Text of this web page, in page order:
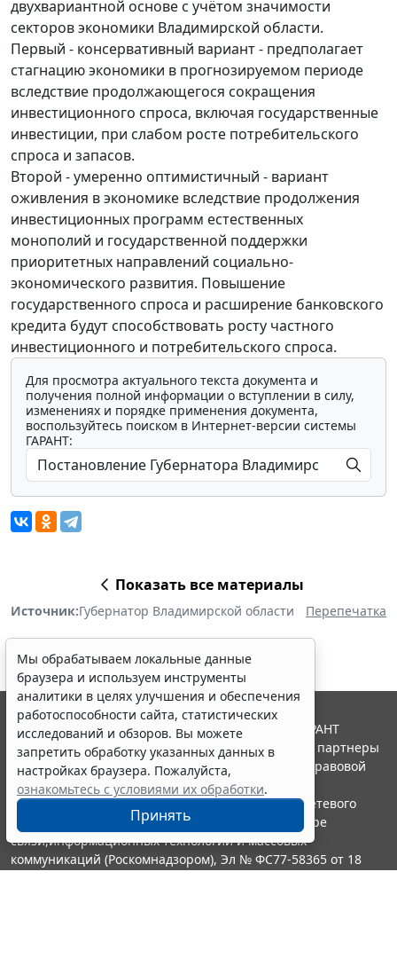
двухвариантной основе с учётом значимости
секторов экономики Владимирской области.
Первый - консервативный вариант - предполагает
стагнацию экономики в прогнозируемом периоде
вследствие продолжающегося сокращения
инвестиционного спроса, включая государственные
инвестиции, при слабом росте потребительского
спроса и запасов.
Второй - умеренно оптимистичный - вариант
оживления в экономике вследствие продолжения
инвестиционных программ естественных
монополий и государственной поддержки
приоритетных направлений социально-
экономического развития. Повышение
государственного спроса и расширение банковского
кредита будут способствовать росту частного
инвестиционного и потребительского спроса.
Для просмотра актуального текста документа и
получения полной информации о вступлении в силу,
изменениях и порядке применения документа,
воспользуйтесь поиском в Интернет-версии системы
ГАРАНТ:
Показать все материалы
Источник:Губернатор Владимирской области Перепечатка
Мы обрабатываем локальные данные
браузера и используем инструменты
аналитики в целях улучшения и обеспечения
работоспособности сайта, статистических
исследований и обзоров. Вы можете
запретить обработку указанных данных в
настройках браузера. Пожалуйста,
ознакомьтесь с условиями их обработки.
Принять
© ООО "НПП "ГАРАНТ-СЕРВИС", 2026. Система ГАРАНТ
выпускается с 1990 года. Компания "Гарант" и ее партнеры
являются участниками Российской ассоциации правовой
информации ГАРАНТ.
Портал ГАРАНТ.РУ зарегистрирован в качестве сетевого
издания Федеральной службой по надзору в сфере
связи,информационных технологий и массовых
коммуникаций (Роскомнадзором), Эл № ФС77-58365 от 18